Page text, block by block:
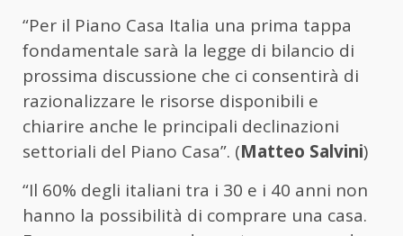
“Per il Piano Casa Italia una prima tappa
fondamentale sarà la legge di bilancio di
prossima discussione che ci consentirà di
razionalizzare le risorse disponibili e
chiarire anche le principali declinazioni
settoriali del Piano Casa”. (Matteo Salvini)
“Il 60% degli italiani tra i 30 e i 40 anni non
hanno la possibilità di comprare una casa.